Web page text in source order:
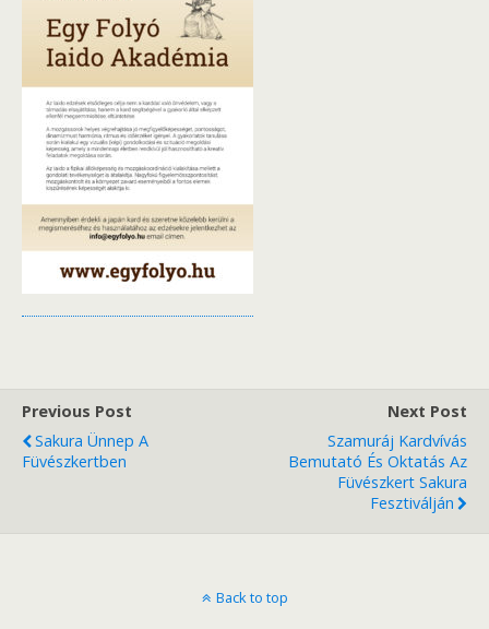
Previous Post
Sakura Ünnep A
Füvészkertben
Next Post
Szamuráj Kardvívás
Bemutató És Oktatás Az
Füvészkert Sakura
Fesztiválján
Back to top